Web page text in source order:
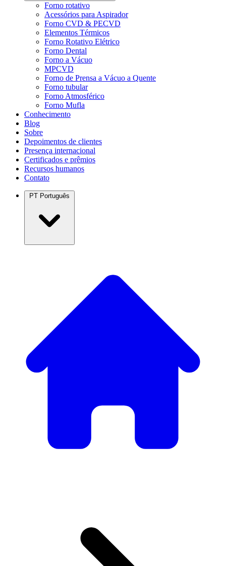
Forno rotativo
Acessórios para Aspirador
Forno CVD & PECVD
Elementos Térmicos
Forno Rotativo Elétrico
Forno Dental
Forno a Vácuo
MPCVD
Forno de Prensa a Vácuo a Quente
Forno tubular
Forno Atmosférico
Forno Mufla
Conhecimento
Blog
Sobre
Depoimentos de clientes
Presença internacional
Certificados e prêmios
Recursos humanos
Contato
PT Português